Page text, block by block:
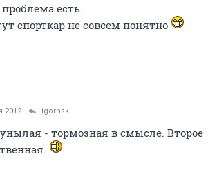
есть.
спорткар не совсем понятно
2012 igornsk
- тормозная в смысле. Второе